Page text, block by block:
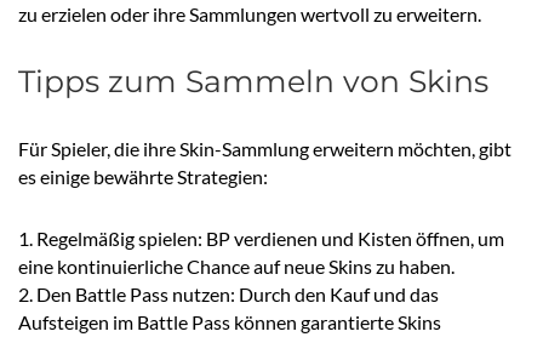
zu erzielen oder ihre Sammlungen wertvoll zu erweitern.
Tipps zum Sammeln von Skins
Für Spieler, die ihre Skin-Sammlung erweitern möchten, gibt
es einige bewährte Strategien:
1. Regelmäßig spielen: BP verdienen und Kisten öffnen, um
eine kontinuierliche Chance auf neue Skins zu haben.
2. Den Battle Pass nutzen: Durch den Kauf und das
Aufsteigen im Battle Pass können garantierte Skins